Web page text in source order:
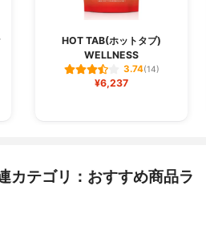
HOT TAB(ホットタブ)
WELLNESS
3.74(14)
¥6,237
カテゴリ：おすすめ商品ラ